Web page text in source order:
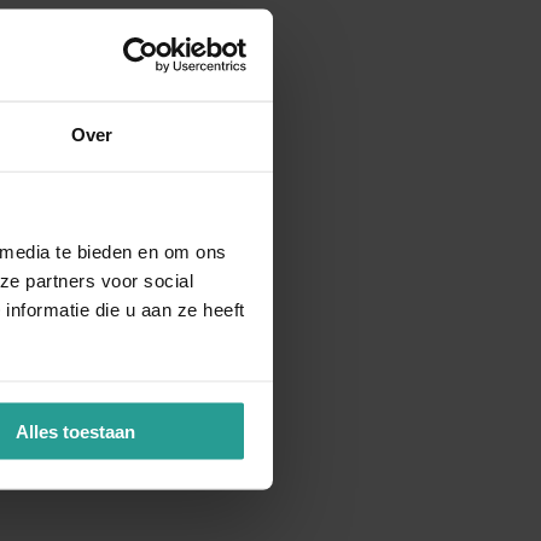
Over
te bieden en om ons
partners voor social
die u aan ze heeft
Alles toestaan